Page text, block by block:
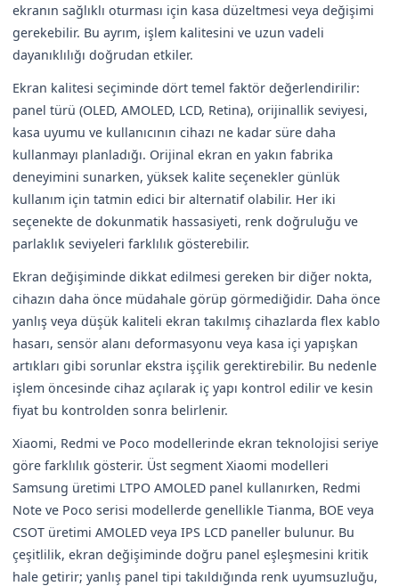
ekranın sağlıklı oturması için kasa düzeltmesi veya değişimi
gerekebilir. Bu ayrım, işlem kalitesini ve uzun vadeli
dayanıklılığı doğrudan etkiler.
Ekran kalitesi seçiminde dört temel faktör değerlendirilir:
panel türü (OLED, AMOLED, LCD, Retina), orijinallik seviyesi,
kasa uyumu ve kullanıcının cihazı ne kadar süre daha
kullanmayı planladığı. Orijinal ekran en yakın fabrika
deneyimini sunarken, yüksek kalite seçenekler günlük
kullanım için tatmin edici bir alternatif olabilir. Her iki
seçenekte de dokunmatik hassasiyeti, renk doğruluğu ve
parlaklık seviyeleri farklılık gösterebilir.
Ekran değişiminde dikkat edilmesi gereken bir diğer nokta,
cihazın daha önce müdahale görüp görmediğidir. Daha önce
yanlış veya düşük kaliteli ekran takılmış cihazlarda flex kablo
hasarı, sensör alanı deformasyonu veya kasa içi yapışkan
artıkları gibi sorunlar ekstra işçilik gerektirebilir. Bu nedenle
işlem öncesinde cihaz açılarak iç yapı kontrol edilir ve kesin
fiyat bu kontrolden sonra belirlenir.
Xiaomi, Redmi ve Poco modellerinde ekran teknolojisi seriye
göre farklılık gösterir. Üst segment Xiaomi modelleri
Samsung üretimi LTPO AMOLED panel kullanırken, Redmi
Note ve Poco serisi modellerde genellikle Tianma, BOE veya
CSOT üretimi AMOLED veya IPS LCD paneller bulunur. Bu
çeşitlilik, ekran değişiminde doğru panel eşleşmesini kritik
hale getirir; yanlış panel tipi takıldığında renk uyumsuzluğu,